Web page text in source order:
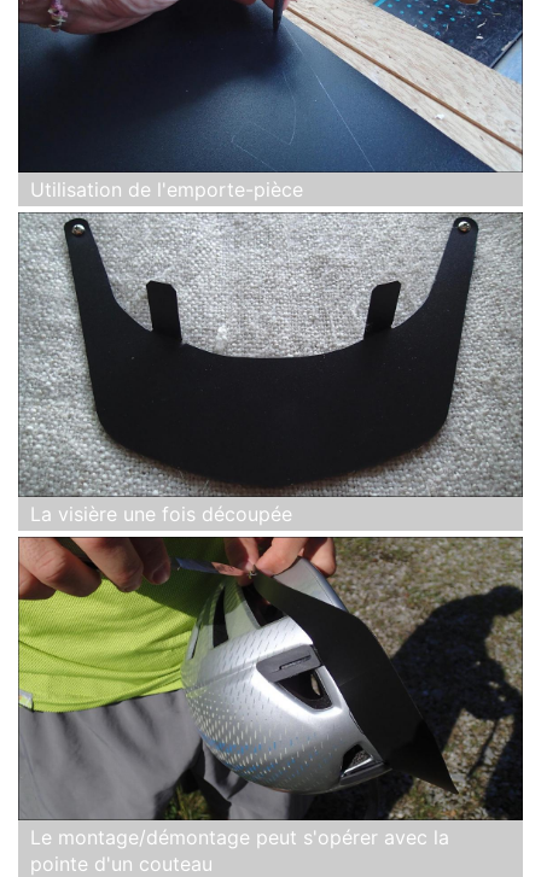
Utilisation de l'emporte-pièce
La visière une fois découpée
Le montage/démontage peut s'opérer avec la
pointe d'un couteau